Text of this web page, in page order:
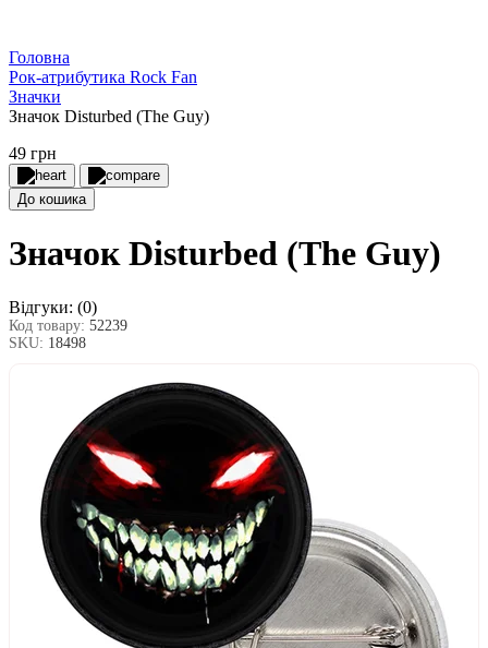
Головна
Рок-атрибутика Rock Fan
Значки
Значок Disturbed (The Guy)
49 грн
До кошика
Значок Disturbed (The Guy)
Відгуки: (0)
Код товару: 52239
SKU: 18498